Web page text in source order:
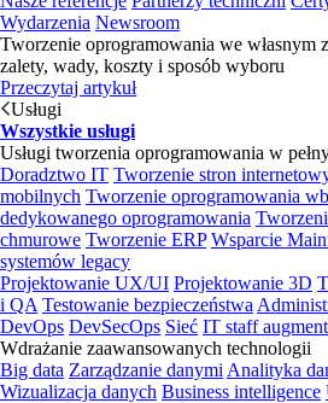
Wydarzenia Newsroom
Tworzenie oprogramowania we własnym
zalety, wady, koszty i sposób wyboru
Przeczytaj artykuł
Usługi
Wszystkie usługi
Usługi tworzenia oprogramowania w
Doradztwo IT Tworzenie stron
mobilnych Tworzenie oprogramowania
dedykowanego oprogramowania
chmurowe Tworzenie ERP Wsparcie
systemów legacy
Projektowanie UX/UI Projektowanie 3D
i QA Testowanie bezpieczeństwa
DevOps DevSecOps Sieć IT staff
Wdrażanie zaawansowanych technologii
Big data Zarządzanie danymi Analityka
Wizualizacja danych Business intelligence